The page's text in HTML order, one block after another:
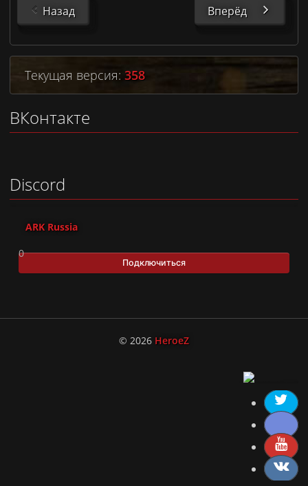
Назад Вперёд
Текущая версия: 358
ВКонтакте
Discord
ARK Russia
0
Подключиться
© 2026 HeroeZ